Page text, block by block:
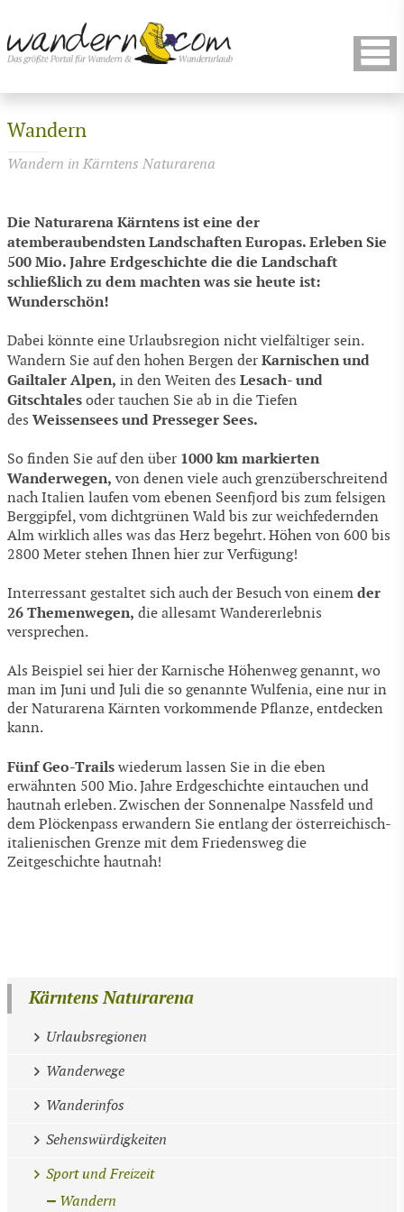
Wandern
Wandern in Kärntens Naturarena
Die Naturarena Kärntens ist eine der
atemberaubendsten Landschaften Europas. Erleben Sie
500 Mio. Jahre Erdgeschichte die die Landschaft
schließlich zu dem machten was sie heute ist:
Wunderschön!
Dabei könnte eine Urlaubsregion nicht vielfältiger sein.
Wandern Sie auf den hohen Bergen der Karnischen und
Gailtaler Alpen, in den Weiten des Lesach- und
Gitschtales oder tauchen Sie ab in die Tiefen
des Weissensees und Presseger Sees.
So finden Sie auf den über 1000 km markierten
Wanderwegen, von denen viele auch grenzüberschreitend
nach Italien laufen vom ebenen Seenfjord bis zum felsigen
Berggipfel, vom dichtgrünen Wald bis zur weichfedernden
Alm wirklich alles was das Herz begehrt. Höhen von 600 bis
2800 Meter stehen Ihnen hier zur Verfügung!
Interressant gestaltet sich auch der Besuch von einem der
26 Themenwegen, die allesamt Wandererlebnis
versprechen.
Als Beispiel sei hier der Karnische Höhenweg genannt, wo
man im Juni und Juli die so genannte Wulfenia, eine nur in
der Naturarena Kärnten vorkommende Pflanze, entdecken
kann.
Fünf Geo-Trails wiederum lassen Sie in die eben
erwähnten 500 Mio. Jahre Erdgeschichte eintauchen und
hautnah erleben. Zwischen der Sonnenalpe Nassfeld und
dem Plöckenpass erwandern Sie entlang der österreichisch-
italienischen Grenze mit dem Friedensweg die
Zeitgeschichte hautnah!
Kärntens Naturarena
Urlaubsregionen
Wanderwege
Wanderinfos
Sehenswürdigkeiten
Sport und Freizeit
Wandern